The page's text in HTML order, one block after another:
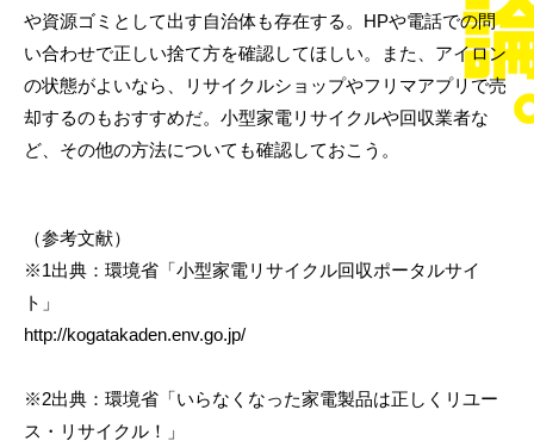
や資源ゴミとして出す自治体も存在する。HPや電話での問
い合わせで正しい捨て方を確認してほしい。また、アイロン
の状態がよいなら、リサイクルショップやフリマアプリで売
却するのもおすすめだ。小型家電リサイクルや回収業者な
ど、その他の方法についても確認しておこう。
（参考文献）
※1出典：環境省「小型家電リサイクル回収ポータルサイ
ト」
http://kogatakaden.env.go.jp/
※2出典：環境省「いらなくなった家電製品は正しくリユー
ス・リサイクル！」